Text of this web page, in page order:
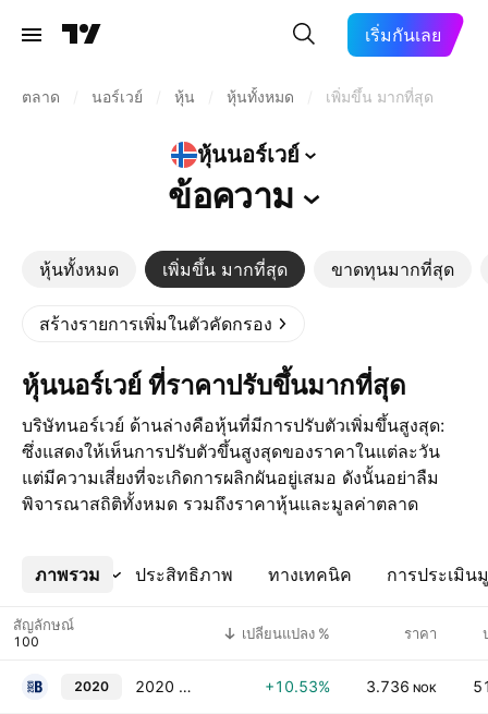
เริ่มกันเลย
ตลาด นอร์เวย์ หุ้น หุ้นทั้งหมด เพิ่มขึ้น มากที่สุด
หุ้นนอร์เวย์
ข้อความ
หุ้นทั้งหมด เพิ่มขึ้น มากที่สุด ขาดทุนมากที่สุด
สร้างรายการเพิ่มในตัวคัดกรอง
หุ้นนอร์เวย์ ที่ราคาปรับขึ้นมากที่สุด
บริษัทนอร์เวย์ ด้านล่างคือหุ้นที่มีการปรับตัวเพิ่มขึ้นสูงสุด:
ซึ่งแสดงให้เห็นการปรับตัวขึ้นสูงสุดของราคาในแต่ละวัน
แต่มีความเสี่ยงที่จะเกิดการผลิกผันอยู่เสมอ ดังนั้นอย่าลืม
พิจารณาสถิติทั้งหมด รวมถึงราคาหุ้นและมูลค่าตลาด
ภาพรวม ประสิทธิภาพ ทางเทคนิค การประเมิน
เพิ่มเติม
สัญลักษณ์ เปลี่ยนแปลง % ราคา
2020 2020 Bulkers Ltd. +10.53% 3.736 NOK